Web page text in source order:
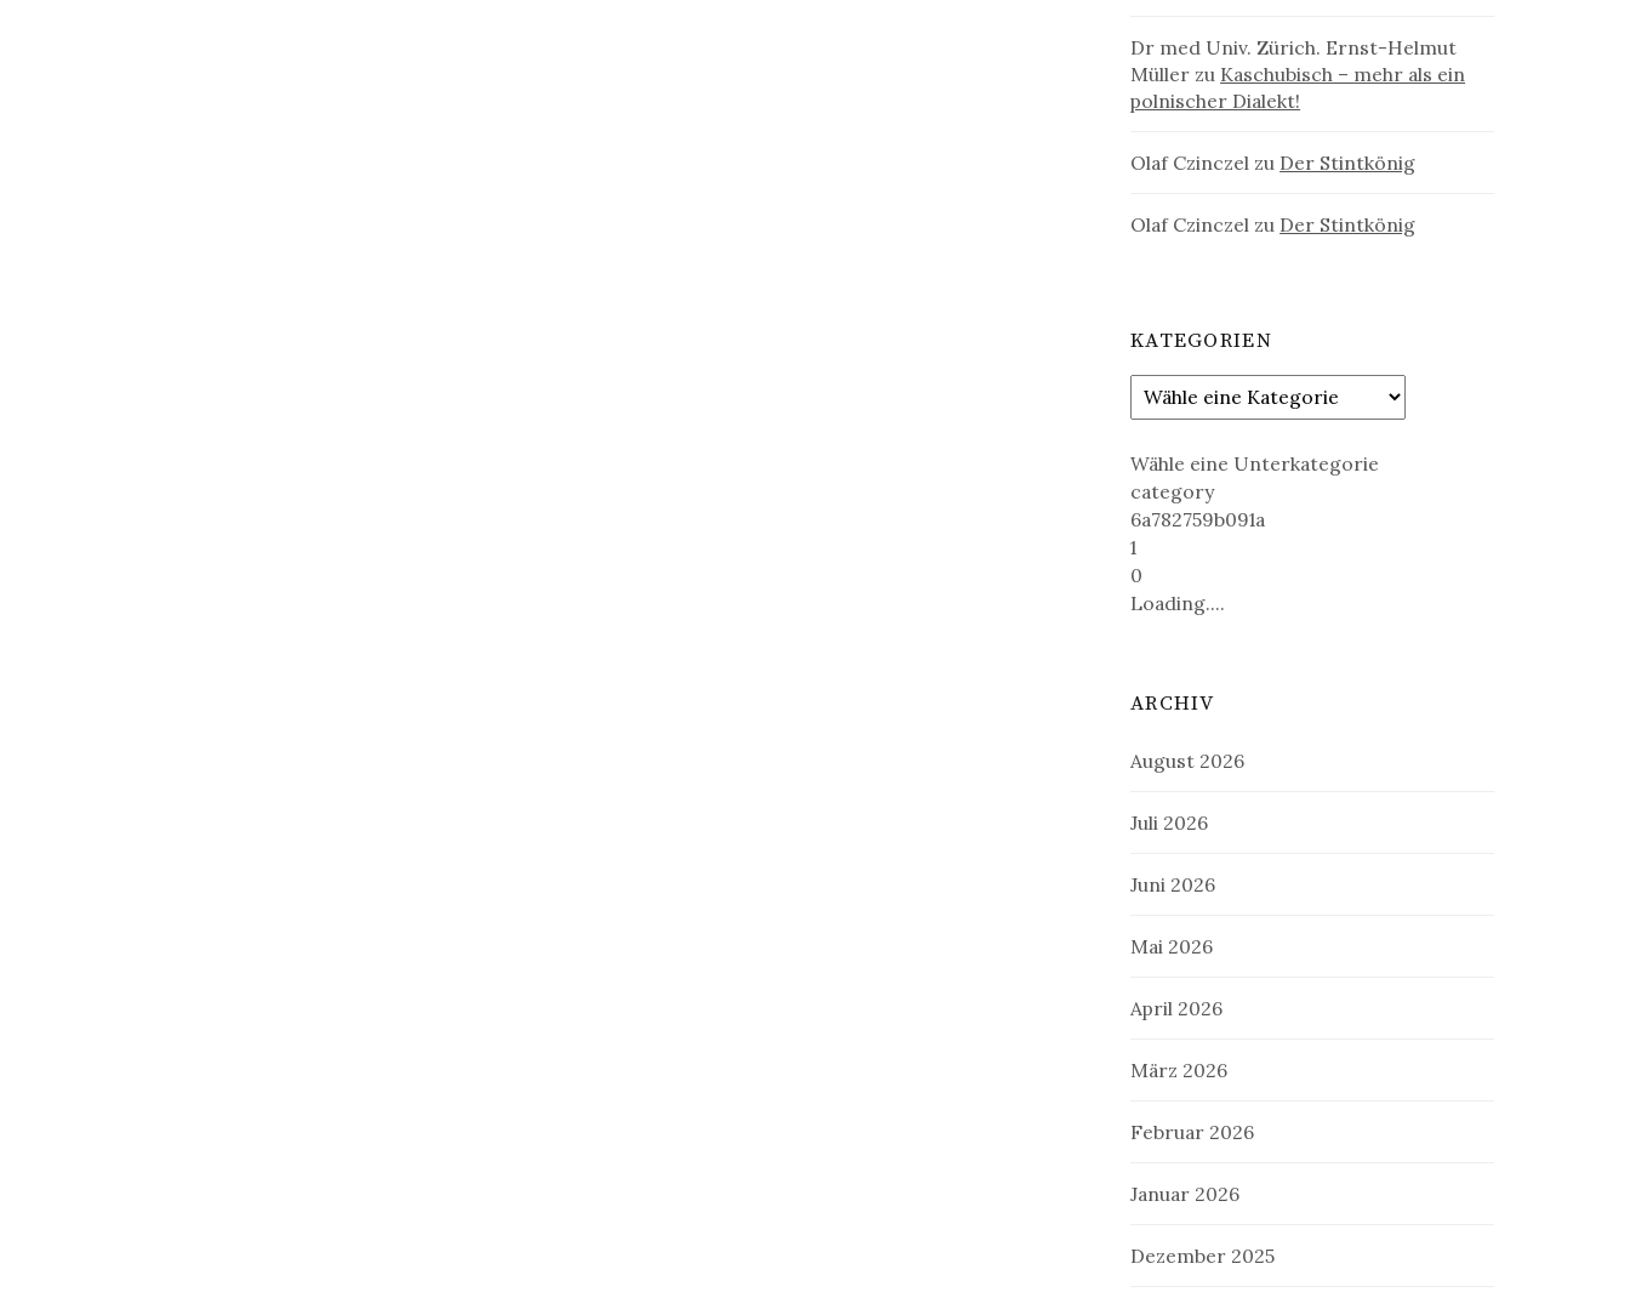
Dr med Univ. Zürich. Ernst-Helmut
Müller zu Kaschubisch – mehr als ein
polnischer Dialekt!
Olaf Czinczel zu Der Stintkönig
Olaf Czinczel zu Der Stintkönig
KATEGORIEN
Wähle eine Unterkategorie
category
6a782759b091a
1
0
Loading....
ARCHIV
August 2026
Juli 2026
Juni 2026
Mai 2026
April 2026
März 2026
Februar 2026
Januar 2026
Dezember 2025